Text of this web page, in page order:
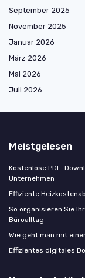
September 2025
November 2025
Januar 2026
März 2026
Mai 2026
Juli 2026
Meistgelesen
Kostenlose PDF-
Unternehmen
Effiziente
So organisieren Sie
Büroalltag
Wie geht man mit
Effizientes digitales